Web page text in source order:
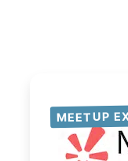
MEETUP